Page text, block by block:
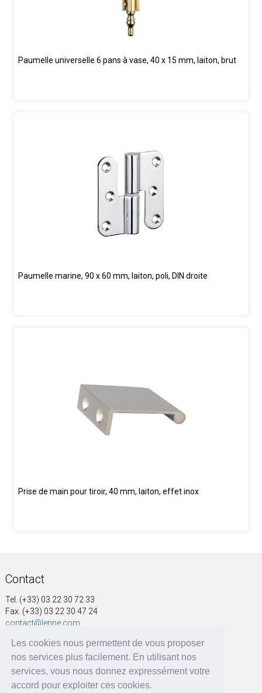
Les cookies nous permettent de vous proposer
nos services plus facilement. En utilisant nos
services, vous nous donnez expressément votre
accord pour exploiter ces cookies.
Paumelle universelle 6 pans à vase, 40 x 15 mm, laiton, brut
Paumelle marine, 90 x 60 mm, laiton, poli, DIN droite
Prise de main pour tiroir, 40 mm, laiton, effet inox
Contact
Tel. (+33) 03 22 30 72 33
Fax. (+33) 03 22 30 47 24
contact@lenne.com
Adresse
SOCIÉTÉ NOUVELLE A&G LENNE
41, rue Voltaire